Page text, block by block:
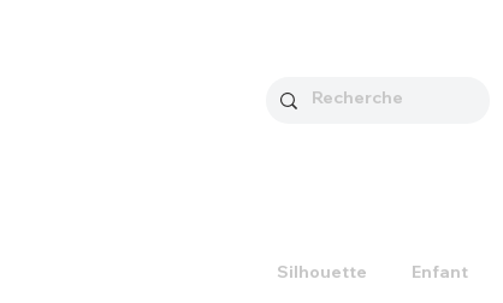
Silhouette Enfant